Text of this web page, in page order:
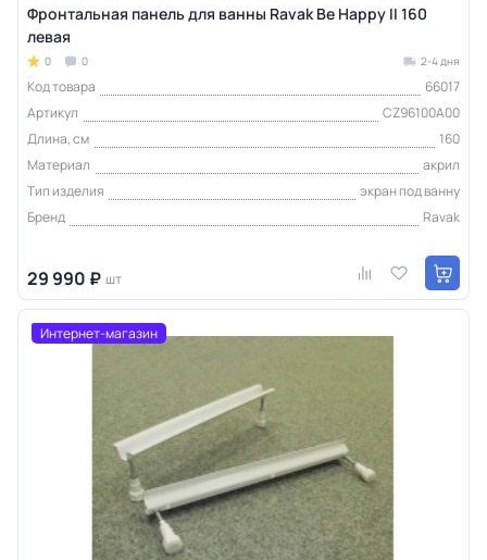
Фронтальная панель для ванны Ravak Be Happy II 160
левая
0 0 2-4 дня
Код товара
66017
Артикул
CZ96100A00
Длина, см
160
Материал
акрил
Тип изделия
экран под ванну
Бренд
Ravak
29 990 ₽ шт
Интернет-магазин